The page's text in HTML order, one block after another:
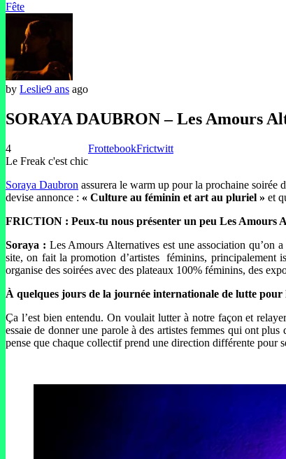
Fête
by Leslie9 ans ago
SORAYA DAUBRON – Les Amours
4
Le Freak c'est chic
FrottebookFrictwitt
Soraya Daubron assurera le warm up pour la prochaine soirée
devise annonce : « Culture au féminin et art au pluriel » et
FRICTION : Peux-tu nous présenter un peu Les Amours
Soraya : Les Amours Alternatives est une association qu’on
site, on fait la promotion d’artistes féminins, principalement
organise des soirées avec des plateaux 100% féminins, des
À quelques jours de la journée internationale de lutte pour
Ça l’est bien entendu. On voulait lutter à notre façon et
essaie de donner une parole à des artistes femmes qui ont
pense que chaque collectif prend une direction différente pour